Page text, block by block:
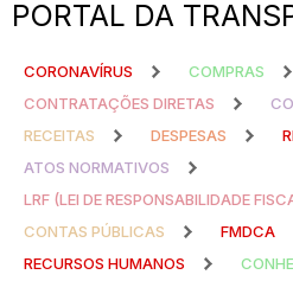
PORTAL DA
CORONAVÍRUS
COMPRAS
CONTRATAÇÕES DIRETAS
RECEITAS
DESPESAS
ATOS NORMATIVOS
LRF (LEI DE RESPONSABILIDADE
CONTAS PÚBLICAS
FMDCA
RECURSOS HUMANOS